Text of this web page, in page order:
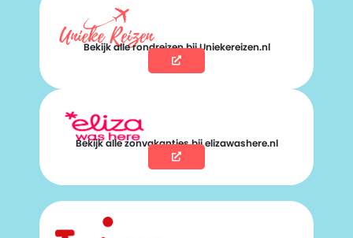
Bekijk alle rondreizen bij Uniekereizen.nl
Bekijk alle zonvakanties bij elizawashere.nl